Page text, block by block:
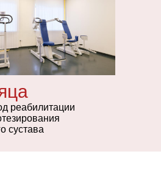
составляет 3-6
реабилитации
сустава